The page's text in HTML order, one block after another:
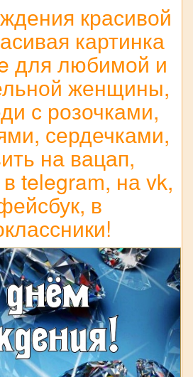
красивой
картинка
для любимой и
женщины,
с розочками,
сердечками,
на вацап,
telegram, на vk,
в